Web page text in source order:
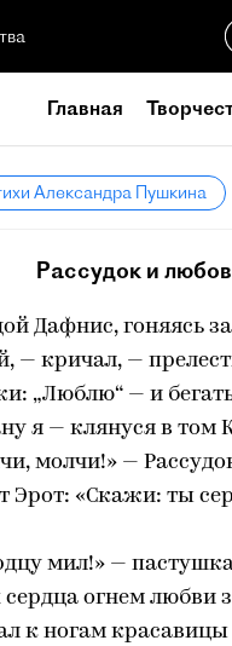
Главная
Александра Пушкина
Рассудок и
Дафнис, гоняясь
— кричал, —
„Люблю“ — и
я — клянуся в том
молчи!» —
Эрот: «Скажи: ты
мил!» —
огнем любви
к ногам